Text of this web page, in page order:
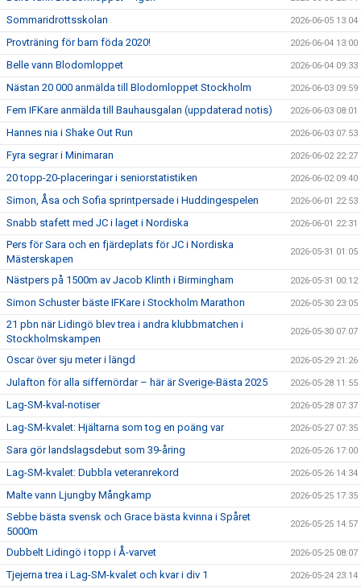
Sommaridrottsskolan 2026-06-05 13:04
Provträning för barn föda 2020! 2026-06-04 13:00
Belle vann Blodomloppet 2026-06-04 09:33
Nästan 20 000 anmälda till Blodomloppet Stockholm 2026-06-03 09:59
Fem IFKare anmälda till Bauhausgalan (uppdaterad notis) 2026-06-03 08:01
Hannes nia i Shake Out Run 2026-06-03 07:53
Fyra segrar i Minimaran 2026-06-02 22:27
20 topp-20-placeringar i seniorstatistiken 2026-06-02 09:40
Simon, Åsa och Sofia sprintpersade i Huddingespelen 2026-06-01 22:53
Snabb stafett med JC i laget i Nordiska 2026-06-01 22:31
Pers för Sara och en fjärdeplats för JC i Nordiska
Mästerskapen
2026-05-31 01:05
Nästpers på 1500m av Jacob Klinth i Birmingham 2026-05-31 00:12
Simon Schuster bäste IFKare i Stockholm Marathon 2026-05-30 23:05
21 pbn när Lidingö blev trea i andra klubbmatchen i
Stockholmskampen
2026-05-30 07:07
Oscar över sju meter i längd 2026-05-29 21:26
Julafton för alla siffernördar – här är Sverige-Bästa 2025 2026-05-28 11:55
Lag-SM-kval-notiser 2026-05-28 07:37
Lag-SM-kvalet: Hjältarna som tog en poäng var 2026-05-27 07:35
Sara gör landslagsdebut som 39-åring 2026-05-26 17:00
Lag-SM-kvalet: Dubbla veteranrekord 2026-05-26 14:34
Malte vann Ljungby Mångkamp 2026-05-25 17:35
Sebbe bästa svensk och Grace bästa kvinna i Spåret
5000m
2026-05-25 14:57
Dubbelt Lidingö i topp i Å-varvet 2026-05-25 08:07
Tjejerna trea i Lag-SM-kvalet och kvar i div 1 2026-05-24 23:14